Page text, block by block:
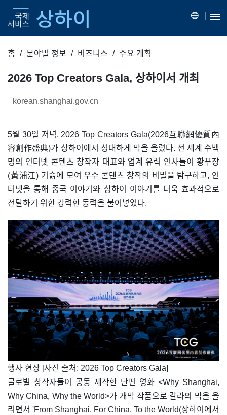
홈 분야별 정보 비즈니스 주요 계획
2026 Top Creators Gala, 상하이서 개최
korean.shanghai.gov.cn
5월 30일 저녁, 2026 Top Creators Gala(2026互聯網優質內
容創作盛典)가 상하이에서 성대하게 막을 올렸다. 전 세계 수백
명의 인터넷 콘텐츠 창작자 대표와 업계 유력 인사들이 황푸장
(黃浦江) 기슭에 모여 우수 콘텐츠 창작의 비밀을 탐구하고, 인
터넷을 통해 중국 이야기와 상하이 이야기를 더욱 효과적으로
전달하기 위한 강력한 동력을 불어넣었다.
​행사 현장 [사진 출처: 2026 Top Creators Gala]
글로벌 창작자들이 공동 제작한 단편 영화 <Why Shanghai,
Why China, Why the World>가 개막 작품으로 갈라의 막을 올
리면서 'From Shanghai, For China, To the World(상하이에서